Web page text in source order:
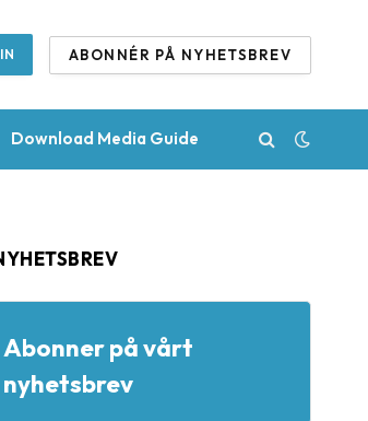
ABONNÉR PÅ NYHETSBREV
Download Media Guide
Abonner på vårt
nyhetsbrev